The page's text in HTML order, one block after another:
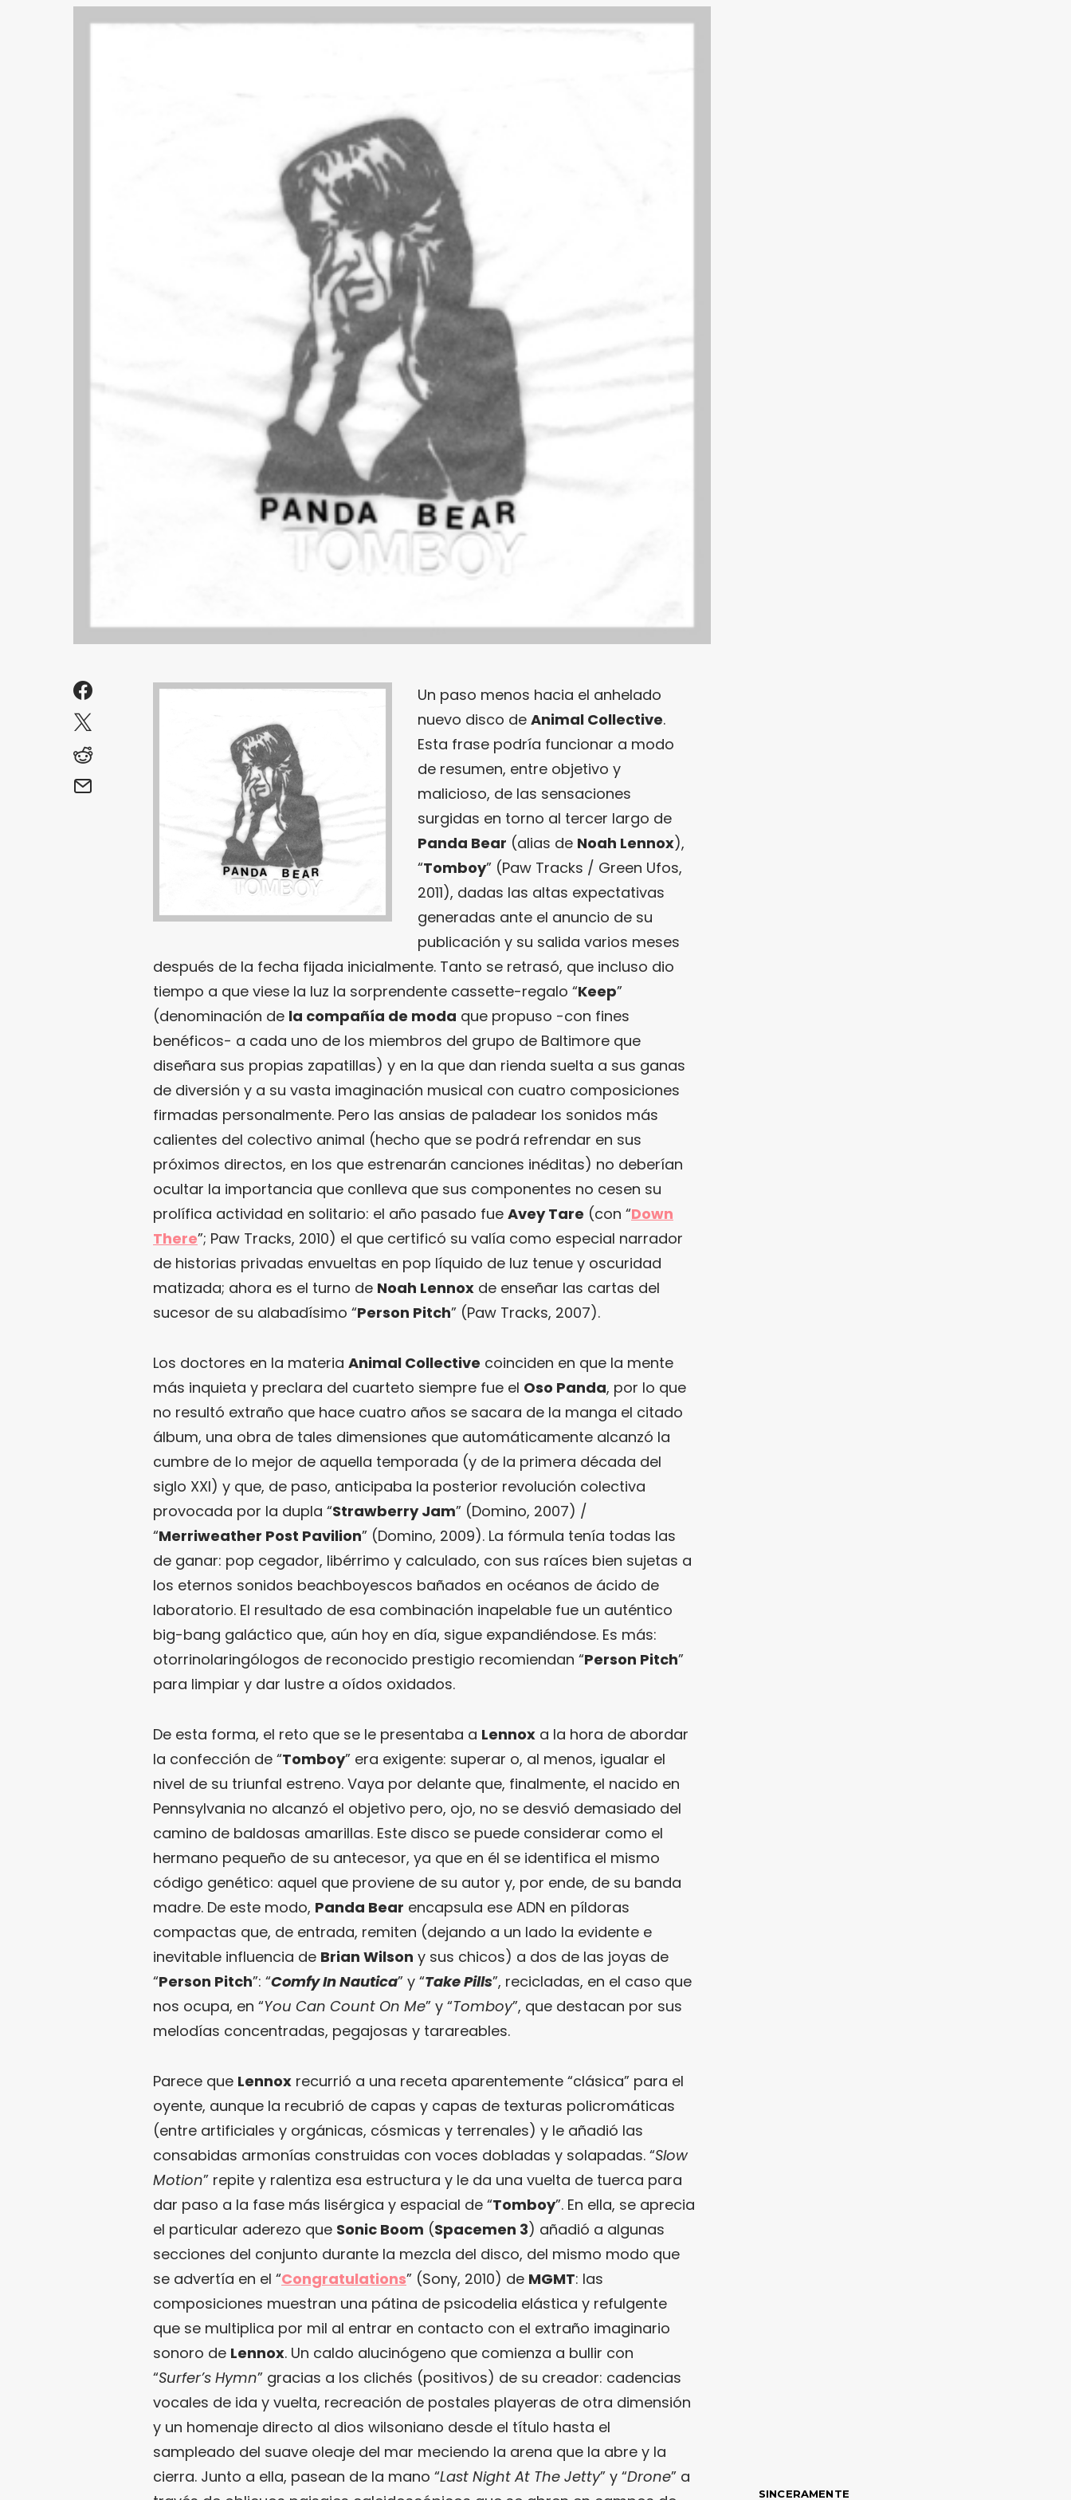
Un paso menos hacia el anhelado
nuevo disco de Animal Collective.
Esta frase podría funcionar a modo
de resumen, entre objetivo y
malicioso, de las sensaciones
surgidas en torno al tercer largo de
Panda Bear (alias de Noah Lennox),
“Tomboy” (Paw Tracks / Green Ufos,
2011), dadas las altas expectativas
generadas ante el anuncio de su
publicación y su salida varios meses
después de la fecha fijada inicialmente. Tanto se retrasó, que incluso dio
tiempo a que viese la luz la sorprendente cassette-regalo “Keep”
(denominación de la compañía de moda que propuso -con fines
benéficos- a cada uno de los miembros del grupo de Baltimore que
diseñara sus propias zapatillas) y en la que dan rienda suelta a sus ganas
de diversión y a su vasta imaginación musical con cuatro composiciones
firmadas personalmente. Pero las ansias de paladear los sonidos más
calientes del colectivo animal (hecho que se podrá refrendar en sus
próximos directos, en los que estrenarán canciones inéditas) no deberían
ocultar la importancia que conlleva que sus componentes no cesen su
prolífica actividad en solitario: el año pasado fue Avey Tare (con “Down
There”; Paw Tracks, 2010) el que certificó su valía como especial narrador
de historias privadas envueltas en pop líquido de luz tenue y oscuridad
matizada; ahora es el turno de Noah Lennox de enseñar las cartas del
sucesor de su alabadísimo “Person Pitch” (Paw Tracks, 2007).
Los doctores en la materia Animal Collective coinciden en que la mente
más inquieta y preclara del cuarteto siempre fue el Oso Panda, por lo que
no resultó extraño que hace cuatro años se sacara de la manga el citado
álbum, una obra de tales dimensiones que automáticamente alcanzó la
cumbre de lo mejor de aquella temporada (y de la primera década del
siglo XXI) y que, de paso, anticipaba la posterior revolución colectiva
provocada por la dupla “Strawberry Jam” (Domino, 2007) /
“Merriweather Post Pavilion” (Domino, 2009). La fórmula tenía todas las
de ganar: pop cegador, libérrimo y calculado, con sus raíces bien sujetas a
los eternos sonidos beachboyescos bañados en océanos de ácido de
laboratorio. El resultado de esa combinación inapelable fue un auténtico
big-bang galáctico que, aún hoy en día, sigue expandiéndose. Es más:
otorrinolaringólogos de reconocido prestigio recomiendan “Person Pitch”
para limpiar y dar lustre a oídos oxidados.
De esta forma, el reto que se le presentaba a Lennox a la hora de abordar
la confección de “Tomboy” era exigente: superar o, al menos, igualar el
nivel de su triunfal estreno. Vaya por delante que, finalmente, el nacido en
Pennsylvania no alcanzó el objetivo pero, ojo, no se desvió demasiado del
camino de baldosas amarillas. Este disco se puede considerar como el
hermano pequeño de su antecesor, ya que en él se identifica el mismo
código genético: aquel que proviene de su autor y, por ende, de su banda
madre. De este modo, Panda Bear encapsula ese ADN en píldoras
compactas que, de entrada, remiten (dejando a un lado la evidente e
inevitable influencia de Brian Wilson y sus chicos) a dos de las joyas de
“Person Pitch”: “Comfy In Nautica” y “Take Pills”, recicladas, en el caso que
nos ocupa, en “You Can Count On Me” y “Tomboy”, que destacan por sus
melodías concentradas, pegajosas y tarareables.
Parece que Lennox recurrió a una receta aparentemente “clásica” para el
oyente, aunque la recubrió de capas y capas de texturas policromáticas
(entre artificiales y orgánicas, cósmicas y terrenales) y le añadió las
consabidas armonías construidas con voces dobladas y solapadas. “Slow
Motion” repite y ralentiza esa estructura y le da una vuelta de tuerca para
dar paso a la fase más lisérgica y espacial de “Tomboy”. En ella, se aprecia
el particular aderezo que Sonic Boom (Spacemen 3) añadió a algunas
secciones del conjunto durante la mezcla del disco, del mismo modo que
se advertía en el “Congratulations” (Sony, 2010) de MGMT: las
composiciones muestran una pátina de psicodelia elástica y refulgente
que se multiplica por mil al entrar en contacto con el extraño imaginario
sonoro de Lennox. Un caldo alucinógeno que comienza a bullir con
“Surfer’s Hymn” gracias a los clichés (positivos) de su creador: cadencias
vocales de ida y vuelta, recreación de postales playeras de otra dimensión
y un homenaje directo al dios wilsoniano desde el título hasta el
sampleado del suave oleaje del mar meciendo la arena que la abre y la
cierra. Junto a ella, pasean de la mano “Last Night At The Jetty” y “Drone” a
SINCERAMENTE